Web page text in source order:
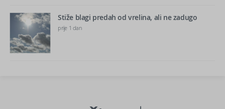
Stiže blagi predah od vrelina, ali ne zadugo
prije 1 dan